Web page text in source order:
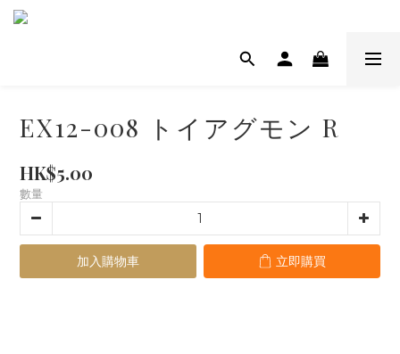
EX12-008 トイアグモン R
HK$5.00
數量
加入購物車 立即購買